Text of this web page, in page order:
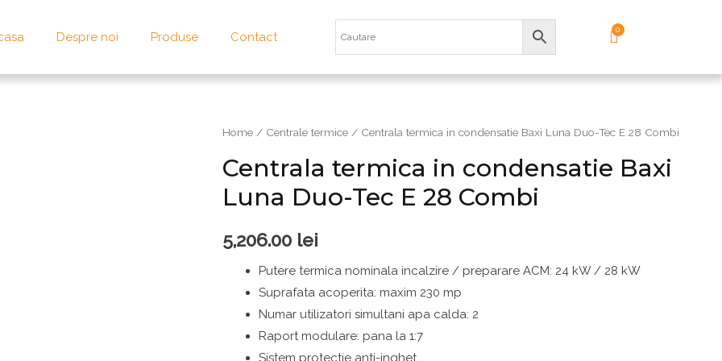
Despre noi Produse Contact
Home / Centrale termice / Centrala termica in condensatie Baxi Luna Duo-Tec E 28 Combi
Centrala termica in condensatie Baxi
Luna Duo-Tec E 28 Combi
5,206.00 lei
Putere termica nominala incalzire / preparare ACM: 24 kW / 28 kW
Suprafata acoperita: maxim 230 mp
Numar utilizatori simultani apa calda: 2
Raport modulare: pana la 1:7
Sistem protectie anti-inghet